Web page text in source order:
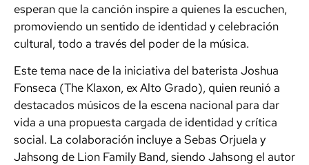
esperan que la canción inspire a quienes la escuchen,
promoviendo un sentido de identidad y celebración
cultural, todo a través del poder de la música.
Este tema nace de la iniciativa del baterista Joshua
Fonseca (The Klaxon, ex Alto Grado), quien reunió a
destacados músicos de la escena nacional para dar
vida a una propuesta cargada de identidad y crítica
social. La colaboración incluye a Sebas Orjuela y
Jahsong de Lion Family Band, siendo Jahsong el autor